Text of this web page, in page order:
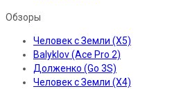
Обзоры
Человек с Земли (X5)
Balyklov (Ace Pro 2)
Долженко (Go 3S)
Человек с Земли (X4)